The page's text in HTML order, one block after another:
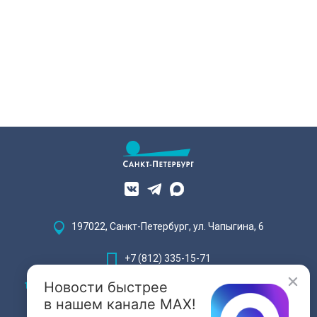
Новости быстрее
в нашем канале MAX!
197022, Санкт-Петербург, ул. Чапыгина, 6
+7 (812) 335-15-71
Внимание! Отдельные видеоматериалы, размещенные на настоящем
сайте, могут содержать информацию, предназначенную для лиц,
достигших 18 лет.